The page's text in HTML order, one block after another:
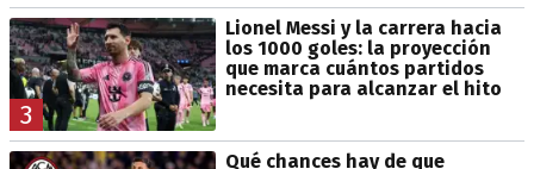
3
Lionel Messi y la carrera hacia
los 1000 goles: la proyección
que marca cuántos partidos
necesita para alcanzar el hito
Qué chances hay de que